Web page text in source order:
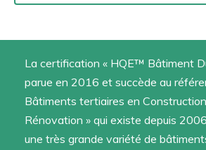
La certification « HQE™ Bâtiment
parue en 2016 et succède au
Bâtiments tertiaires en
Rénovation » qui existe depuis
une très grande variété de